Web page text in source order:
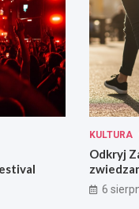
KULTURA
Odkryj
6